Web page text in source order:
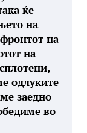
ќе
на
на
на
одлуките
заедно
во